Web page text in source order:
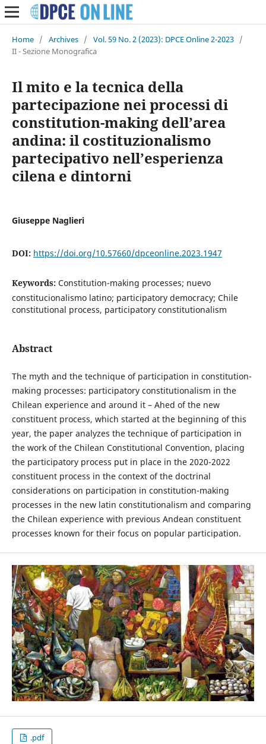
Home / Archives / Vol. 59 No. 2 (2023): DPCE Online 2-2023 /
II - Sezione Monografica
Il mito e la tecnica della
partecipazione nei processi di
constitution-making dell’area
andina: il costituzionalismo
partecipativo nell’esperienza
cilena e dintorni
Giuseppe Naglieri
DOI: https://doi.org/10.57660/dpceonline.2023.1947
Keywords: Constitution-making processes; nuevo
constitucionalismo latino; participatory democracy; Chile
constitutional process, participatory constitutionalism
Abstract
The myth and the technique of participation in constitution-
making processes: participatory constitutionalism in the
Chilean experience and around it – Ahed of the new
constituent process, which started at the beginning of this
year, the paper analyzes the technique of participation in
the work of the Chilean Constitutional Convention, placing
the participatory process put in place in the 2020-2022
constituent process in the context of the doctrinal
considerations on participation in constitution-making
processes in the new latin constitutionalism and comparing
the Chilean experience with previous Andean constituent
processes known for their focus on popular participation.
.pdf